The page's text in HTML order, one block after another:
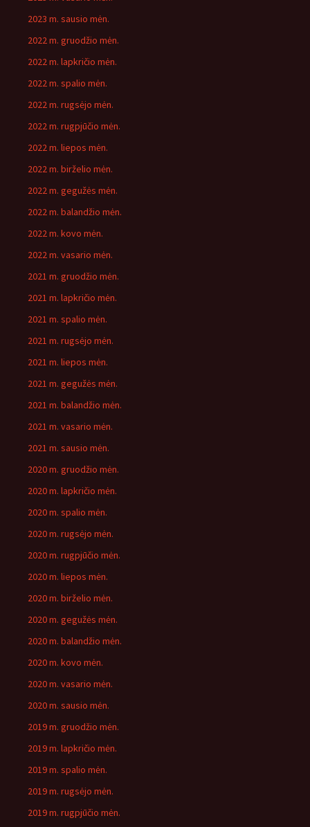
2023 m. sausio mėn.
2022 m. gruodžio mėn.
2022 m. lapkričio mėn.
2022 m. spalio mėn.
2022 m. rugsėjo mėn.
2022 m. rugpjūčio mėn.
2022 m. liepos mėn.
2022 m. birželio mėn.
2022 m. gegužės mėn.
2022 m. balandžio mėn.
2022 m. kovo mėn.
2022 m. vasario mėn.
2021 m. gruodžio mėn.
2021 m. lapkričio mėn.
2021 m. spalio mėn.
2021 m. rugsėjo mėn.
2021 m. liepos mėn.
2021 m. gegužės mėn.
2021 m. balandžio mėn.
2021 m. vasario mėn.
2021 m. sausio mėn.
2020 m. gruodžio mėn.
2020 m. lapkričio mėn.
2020 m. spalio mėn.
2020 m. rugsėjo mėn.
2020 m. rugpjūčio mėn.
2020 m. liepos mėn.
2020 m. birželio mėn.
2020 m. gegužės mėn.
2020 m. balandžio mėn.
2020 m. kovo mėn.
2020 m. vasario mėn.
2020 m. sausio mėn.
2019 m. gruodžio mėn.
2019 m. lapkričio mėn.
2019 m. spalio mėn.
2019 m. rugsėjo mėn.
2019 m. rugpjūčio mėn.